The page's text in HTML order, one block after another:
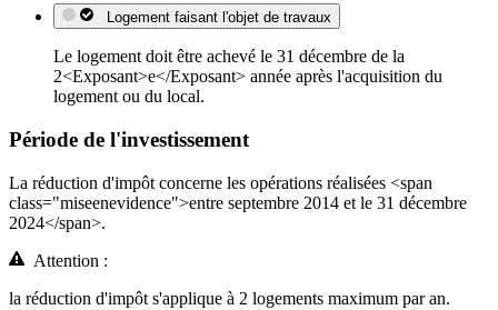
Logement faisant l'objet de travaux
Le logement doit être achevé le 31 décembre de la
2<Exposant>e</Exposant> année après l'acquisition du
logement ou du local.
Période de l'investissement
La réduction d'impôt concerne les opérations réalisées <span
class="miseenevidence">entre septembre 2014 et le 31 décembre
2024</span>.
Attention :
la réduction d'impôt s'applique à 2 logements maximum par an.